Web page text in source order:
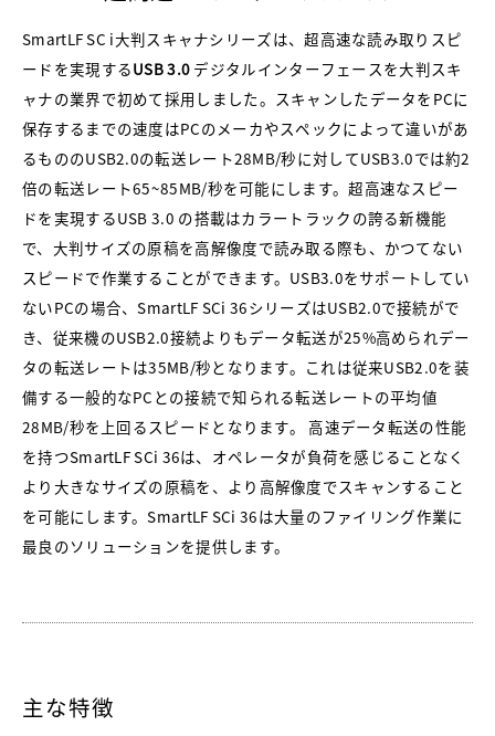
SmartLF SC i大判スキャナシリーズは、超高速な読み取りスピ
ードを実現するUSB 3.0 デジタルインターフェースを大判スキ
ャナの業界で初めて採用しました。スキャンしたデータをPCに
保存するまでの速度はPCのメーカやスペックによって違いがあ
るもののUSB2.0の転送レート28MB/秒に対してUSB3.0では約2
倍の転送レート65~85MB/秒を可能にします。超高速なスピー
ドを実現するUSB 3.0 の搭載はカラートラックの誇る新機能
で、大判サイズの原稿を高解像度で読み取る際も、かつてない
スピードで作業することができます。USB3.0をサポートしてい
ないPCの場合、SmartLF SCi 36シリーズはUSB2.0で接続がで
き、従来機のUSB2.0接続よりもデータ転送が25%高められデー
タの転送レートは35MB/秒となります。これは従来USB2.0を装
備する一般的なPCとの接続で知られる転送レートの平均値
28MB/秒を上回るスピードとなります。 高速データ転送の性能
を持つSmartLF SCi 36は、オペレータが負荷を感じることなく
より大きなサイズの原稿を、より高解像度でスキャンすること
を可能にします。SmartLF SCi 36は大量のファイリング作業に
最良のソリューションを提供します。
主な特徴